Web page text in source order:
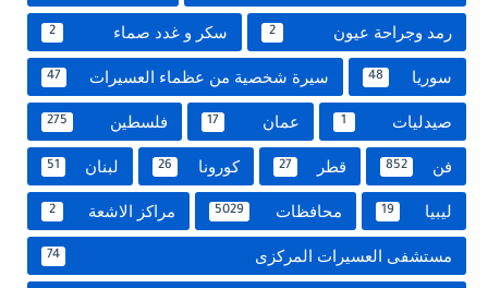
رمد وجراحة عيون 2 سكر و غدد صماء 2
سوريا 48 سيرة شخصية من عظماء العسيرات 47
صيدليات 1 عمان 17 فلسطين 275
فن 852 قطر 27 كورونا 26 لبنان 51
ليبيا 19 محافظات 5029 مراكز الاشعة 2
مستشفى العسيرات المركزى 74